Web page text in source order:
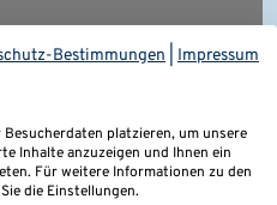
Bestimmungen Impressum
platzieren, um unsere
Inhalte anzuzeigen und Ihnen ein
Für weitere Informationen zu den
die Einstellungen.